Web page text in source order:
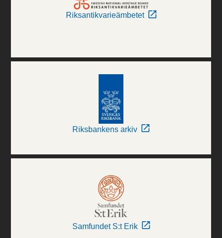
Riksantikvarieämbetet
Riksbankens arkiv
Samfundet S:t Erik